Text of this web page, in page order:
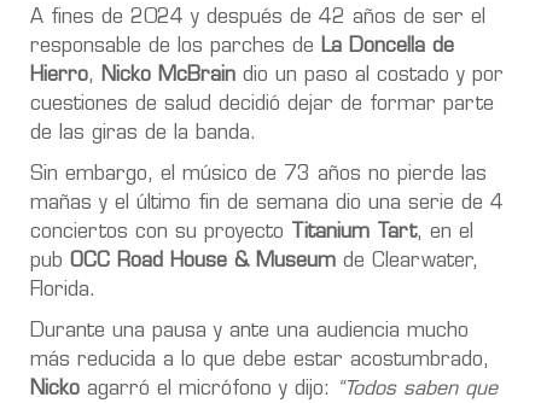
A fines de 2024 y después de 42 años de ser el
responsable de los parches de La Doncella de
Hierro, Nicko McBrain dio un paso al costado y por
cuestiones de salud decidió dejar de formar parte
de las giras de la banda.
Sin embargo, el músico de 73 años no pierde las
mañas y el último fin de semana dio una serie de 4
conciertos con su proyecto
Titanium Tart, en el
pub OCC Road House & Museum de Clearwater,
Florida.
Durante una pausa y ante una audiencia mucho
más reducida a lo que debe estar acostumbrado,
Nicko agarró el micrófono y dijo:
“Todos saben que